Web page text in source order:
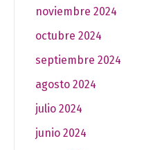
noviembre 2024
octubre 2024
septiembre 2024
agosto 2024
julio 2024
junio 2024